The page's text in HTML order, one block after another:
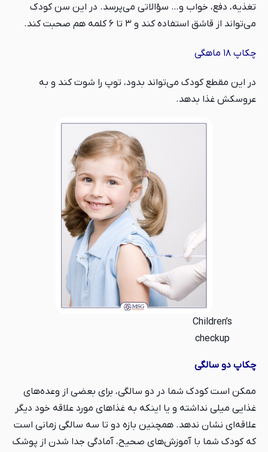
تغذیه، دفع، خواب و… سؤالاتی می‌پرسد. در این سن کودک
می‌تواند از قاشق استفاده کند و ۳ تا ۶ کلمه هم صحبت کند.
چکاپ ۱۸ ماهگی
در این مقطع کودک می‌تواند بدود، توپ را شوت کند و به
عروسکش غذا بدهد.
Children’s
checkup
چکاپ دو سالگی
ممکن است کودک شما در دو سالگی، برای بعضی از وعده‌های
غذایی میلی نداشته و یا اینکه به غذاهای مورد علاقه خود دیگر
علاقه‌ای نشان ندهد. همچنین بازه دو تا سه سالگی زمانی است
که کودک شما با آموزش‌های صحیح، آمادگی جدا شدن از پوشک